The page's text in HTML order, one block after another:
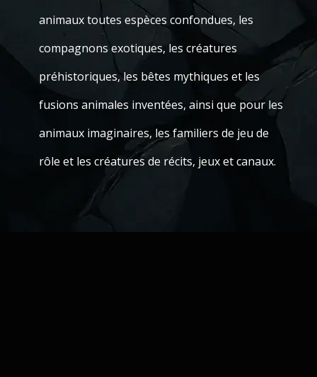
animaux toutes espèces confondues, les
compagnons exotiques, les créatures
préhistoriques, les bêtes mythiques et les
fusions animales inventées, ainsi que pour les
animaux imaginaires, les familiers de jeu de
rôle et les créatures de récits, jeux et canaux.